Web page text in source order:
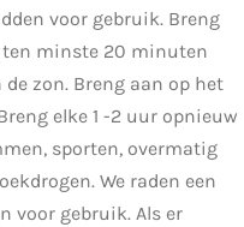
voor gebruik. Breng
minste 20 minuten
zon. Breng aan op het
elke 1 -2 uur opnieuw
sporten, overmatig
We raden een
voor gebruik. Als er